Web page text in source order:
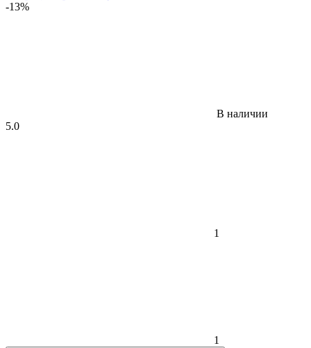
-13%
В наличии
5.0
1
1